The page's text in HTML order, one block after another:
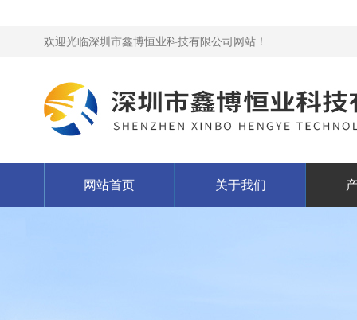
欢迎光临深圳市鑫博恒业科技有限公司网站！
网站首页 关于我们